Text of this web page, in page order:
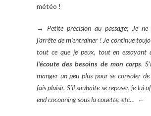
météo !
→ Petite précision au passage; Je ne
j’arrête de m’entraîner ! Je continue
tout ce que je peux, tout en essayant
l’écoute des besoins de mon corps.
manger un peu plus pour se consoler de
fais plaisir. S’il souhaite se reposer, je lui
end cocooning sous la couette, etc… ←